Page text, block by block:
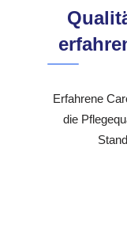
Erfahrene
die